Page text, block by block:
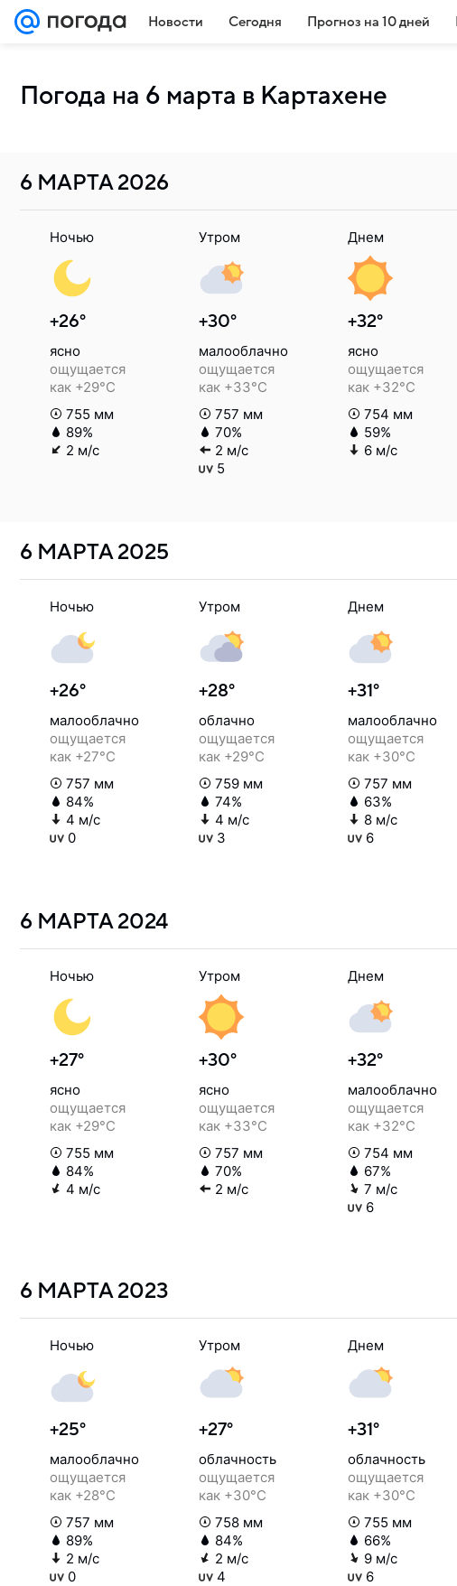
Новости Сегодня Прогноз на 10 дней
Погода на 6 марта в Картахене
6 МАРТА2026
Ночью
+26°
ясно
ощущается
как +29°C
755 мм
89%
2 м/с
Утром
+30°
малооблачно
ощущается
как +33°C
757 мм
70%
2 м/с
5
Днем
+32°
ясно
ощущается
как +32°C
754 мм
59%
6 м/с
6 МАРТА2025
Ночью
+26°
малооблачно
ощущается
как +27°C
757 мм
84%
4 м/с
0
Утром
+28°
облачно
ощущается
как +29°C
759 мм
74%
4 м/с
3
Днем
+31°
малооблачно
ощущается
как +30°C
757 мм
63%
8 м/с
6
6 МАРТА2024
Ночью
+27°
ясно
ощущается
как +29°C
755 мм
84%
4 м/с
Утром
+30°
ясно
ощущается
как +33°C
757 мм
70%
2 м/с
Днем
+32°
малооблачно
ощущается
как +32°C
754 мм
67%
7 м/с
6
6 МАРТА2023
Ночью
+25°
малооблачно
ощущается
как +28°C
757 мм
89%
2 м/с
0
Утром
+27°
облачность
ощущается
как +30°C
758 мм
84%
2 м/с
4
Днем
+31°
облачность
ощущается
как +30°C
755 мм
66%
9 м/с
6